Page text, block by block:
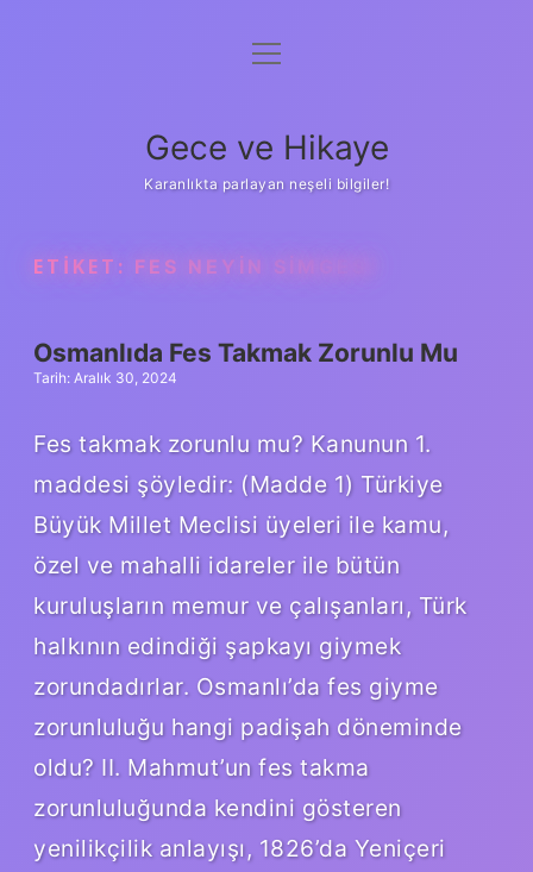
Anasayfa
Yasal Uyarı
menüyü
Gece ve Hikaye
Karanlıkta parlayan neşeli bilgiler!
ETIKET: FES NEYIN SIMGESI
Osmanlıda Fes Takmak Zorunlu Mu
Tarih: Aralık 30, 2024
Fes takmak zorunlu mu? Kanunun 1.
maddesi şöyledir: (Madde 1) Türkiye
Büyük Millet Meclisi üyeleri ile kamu,
özel ve mahalli idareler ile bütün
kuruluşların memur ve çalışanları, Türk
halkının edindiği şapkayı giymek
zorundadırlar. Osmanlı’da fes giyme
zorunluluğu hangi padişah döneminde
oldu? II. Mahmut’un fes takma
zorunluluğunda kendini gösteren
yenilikçilik anlayışı, 1826’da Yeniçeri